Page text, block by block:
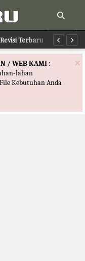
Terbaru
1 Fase A Revisi Terbaru
×
/ WEB KAMI :
lahan
Kebutuhan Anda